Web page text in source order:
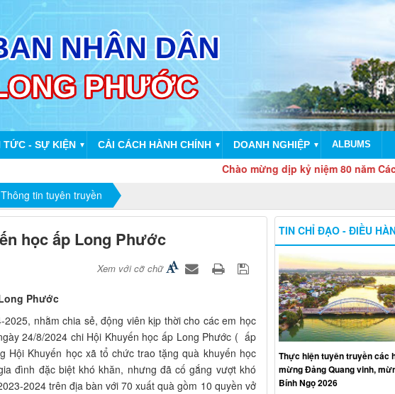
TỨC - SỰ KIỆN ▼ CẢI CÁCH HÀNH CHÍNH ▼ DOANH NGHIỆP ▼ ALBUMS
Chào mừng dịp kỷ niệm 80 năm Cách mạng
Thông tin tuyên truyền
học ấp Long Phước
Xem với cỡ chữ
Phước
nhằm chia sẻ, động viên kịp thời cho các em học
24/8/2024 chi Hội Khuyến học ấp Long Phước ( ấp
Hội Khuyến học xã tổ chức trao tặng quà khuyến học
đình đặc biệt khó khăn, nhưng đã cố gắng vượt khó
2024 trên địa bàn với 70 xuất quà gồm 10 quyền vở
TIN CHỈ ĐẠO - ĐIỀU
Thực hiện tuyên truyền các
mừng Đảng Quang vinh,
Bính Ngọ 2026